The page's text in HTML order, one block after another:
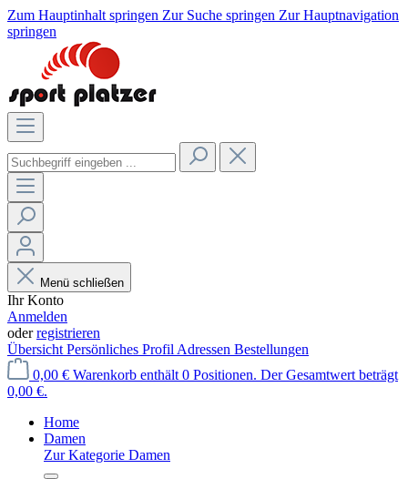
Zum Hauptinhalt springen Zur Suche springen Zur Hauptnavigation
springen
Menü schließen
Ihr Konto
Anmelden
oderregistrieren
Übersicht Persönliches Profil Adressen Bestellungen
0,00 € Warenkorb enthält 0 Positionen. Der Gesamtwert beträgt
0,00 €.
Home
Damen
Zur Kategorie Damen